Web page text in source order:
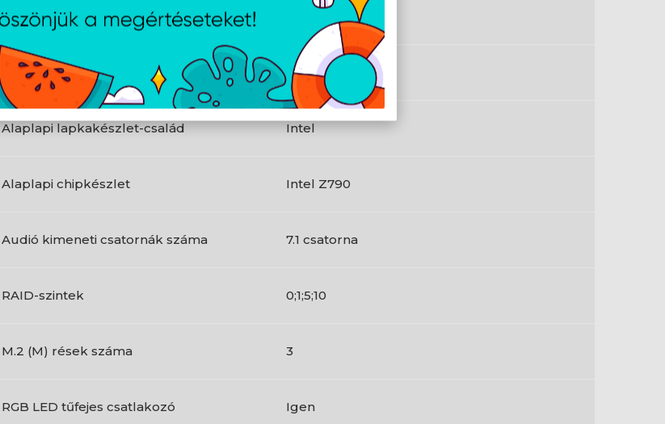
Ethernet/LAN csatlakozás
Alaplap kialakítása ATX
Alaplapi lapkakészlet-család Intel
Alaplapi chipkészlet Intel Z790
Audió kimeneti csatornák száma 7.1 csatorna
RAID-szintek 0;1;5;10
M.2 (M) rések száma 3
RGB LED tűfejes csatlakozó Igen